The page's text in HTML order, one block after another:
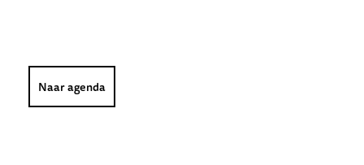
Naar agenda